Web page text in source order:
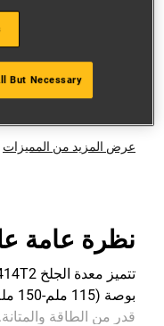
الأكبر عند
يوفر الوضع
D28144
عرض المزيد من المميزات
نظرة عامة
But Necessary